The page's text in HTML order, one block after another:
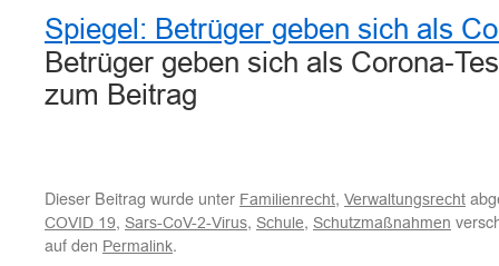
Spiegel: Betrüger geben sich als
Betrüger geben sich als Corona-
zum Beitrag
Dieser Beitrag wurde unter Familienrecht, Verwaltungsrecht
COVID 19, Sars-CoV-2-Virus, Schule, Schutzmaßnahmen
auf den Permalink.